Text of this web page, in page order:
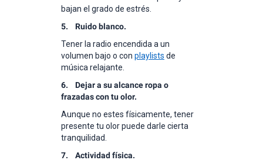
bajan el grado de estrés.
5. Ruido blanco.
Tener la radio encendida a un
volumen bajo o con playlists de
música relajante.
6. Dejar a su alcance ropa o
frazadas con tu olor.
Aunque no estes físicamente, tener
presente tu olor puede darle cierta
tranquilidad.
7. Actividad física.